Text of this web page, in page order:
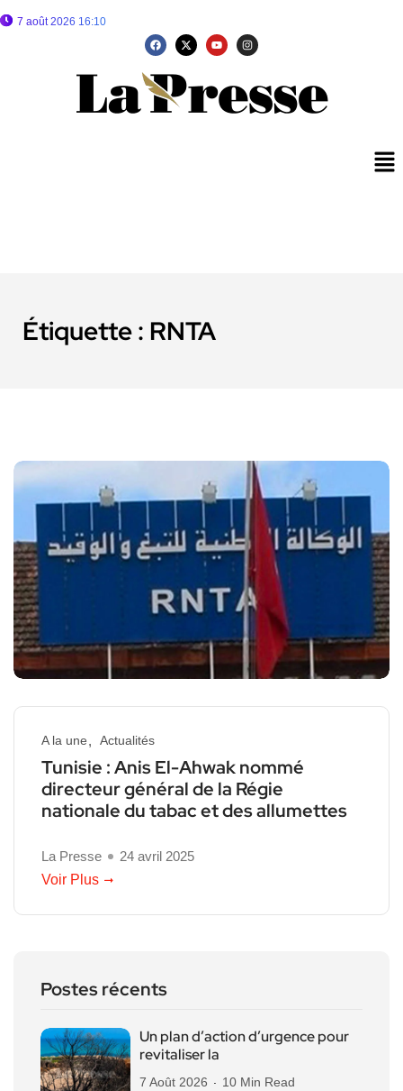
7 août 2026 16:10
Étiquette : RNTA
A la une Actualités
Tunisie : Anis El-Ahwak nommé
directeur général de la Régie
nationale du tabac et des allumettes
La Presse
24 avril 2025
Voir Plus
Postes récents
Un plan d’action d’urgence pour
revitaliser la
7 Août 2026 10 Min Read